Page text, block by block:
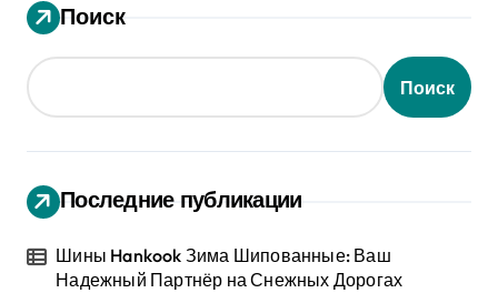
Поиск
Поиск
Последние публикации
Шины Hankook Зима Шипованные: Ваш
Надежный Партнёр на Снежных Дорогах